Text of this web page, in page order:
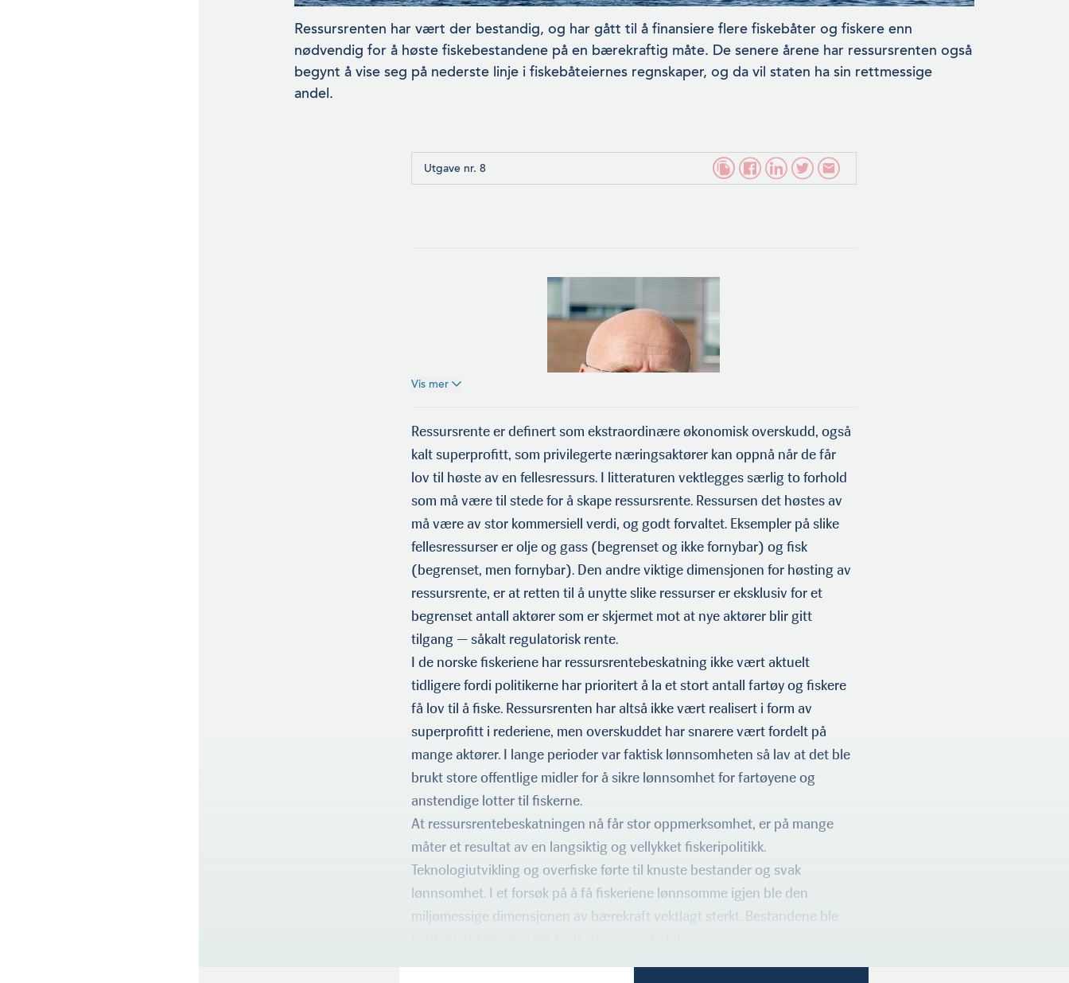
Ressursrenten har vært der bestandig, og har gått til å finan­siere flere fiskebåter og fiskere enn
nødvendig for å høste fiskebestandene på en bærekraftig måte. De senere årene har ressursrenten også
begynt å vise seg på nederste linje i fiskebåteiernes regnskaper, og da vil staten ha sin rettmessige
andel.
Utgave nr. 8
Bent Magne Dreyer er forskningssjef
for faggruppen Næringsøkonomi ved
Nofima i Tromsø og professor II ved
Norges Arktiske universitet (UiT).
Vis mer
Ressursrente er definert som ekstraordinære økonomisk overskudd, også
kalt superprofitt, som privilegerte næringsaktører kan oppnå når de får
lov til høste av en fellesressurs. I litteraturen vektlegges særlig to forhold
som må være til stede for å skape ressursrente. Ressursen det høstes av
må være av stor kommersiell verdi, og godt forvaltet. Eksempler på slike
fellesressurser er olje og gass (begrenset og ikke fornybar) og fisk
(begrenset, men fornybar). Den andre viktige dimensjonen for høsting av
ressurs­rente, er at retten til å unytte slike ressurser er eksklusiv for et
begrenset antall aktører som er skjermet mot at nye aktører blir gitt
tilgang — såkalt regulatorisk rente.
I de norske fiskeriene har ressursrentebeskatning ikke vært aktuelt
tidligere fordi politikerne har prioritert å la et stort antall fartøy og fiskere
få lov til å fiske. Ressursrenten har altså ikke vært realisert i form av
superprofitt i rederiene, men overskuddet har snarere vært fordelt på
mange aktører. I lange perioder var faktisk lønnsomheten så lav at det ble
brukt store offentlige midler for å sikre lønnsomhet for fartøyene og
ansten­dige lotter til fiskerne.
At ressursrentebeskatningen nå får stor oppmerksomhet, er på mange
måter et resultat av en langsiktig og vellykket fiskeripolitikk.
Teknologiutvikling og overfiske førte til knuste bestander og svak
lønnsomhet. I et forsøk på å få fiskeriene lønnsomme igjen ble den
miljømessige dimensjonen av bærekraft vektlagt sterkt. Bestandene ble